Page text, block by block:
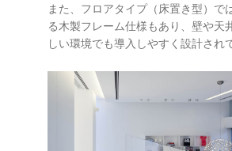
また、フロアタイプ（床置き型）で
る木製フレーム仕様もあり、壁や天
しい環境でも導入しやすく設計され